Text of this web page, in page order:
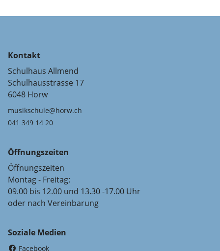
Kontakt
Schulhaus Allmend
Schulhausstrasse 17
6048 Horw
musikschule@horw.ch
041 349 14 20
Öffnungszeiten
Öffnungszeiten
Montag - Freitag:
09.00 bis 12.00 und 13.30 -17.00 Uhr
oder nach Vereinbarung
Soziale Medien
Facebook